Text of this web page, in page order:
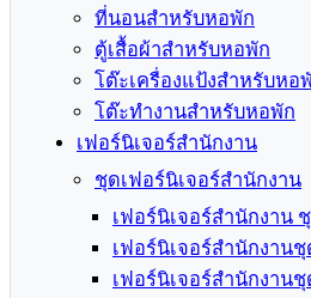
ที่นอนสำหรับหอพัก
ตู้เสื้อผ้าสำหรับหอพัก
โต๊ะเครื่องแป้งสำหรับหอ
โต๊ะทำงานสำหรับหอพัก
เฟอร์นิเจอร์สำนักงาน
ชุดเฟอร์นิเจอร์สำนักงาน
เฟอร์นิเจอร์สำนักงาน
เฟอร์นิเจอร์สำนักงานชุ
เฟอร์นิเจอร์สำนักงานชุ